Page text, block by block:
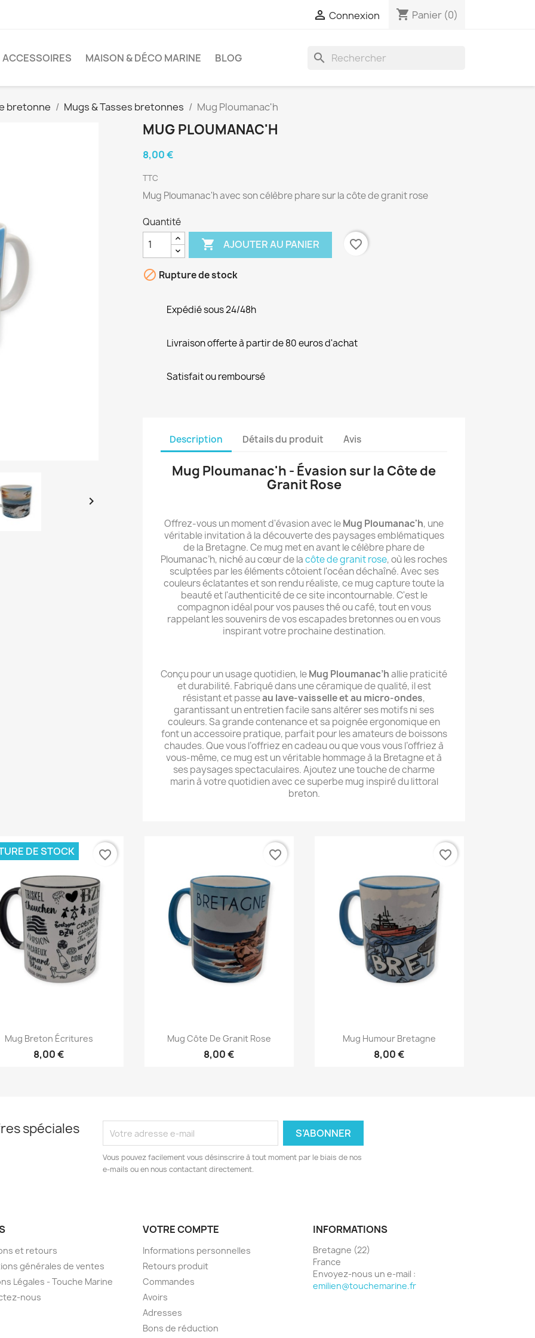
 Connexion shopping_cart Panier (0)
ACCESSOIRES MAISON & DÉCO MARINE BLOG search
bretonne Mugs & Tasses bretonnes Mug Ploumanac'h

MUG PLOUMANAC'H
8,00 €
TTC
Mug Ploumanac'h avec son célèbre phare sur la côte de granit rose
Quantité
 AJOUTER AU PANIER favorite_border
 Rupture de stock
Expédié sous 24/48h
Livraison offerte à partir de 80 euros d'achat
Satisfait ou remboursé
Description Détails du produit Avis
Mug Ploumanac'h - Évasion sur la Côte de
Granit Rose
Offrez-vous un moment d'évasion avec leMug Ploumanac'h, une
véritable invitation à la découverte des paysages emblématiques
de la Bretagne. Ce mug met en avant le célèbre phare de
Ploumanac’h, niché au cœur de lacôte de granit rose, où les roches
sculptées par les éléments côtoient l'océan déchaîné. Avec ses
couleurs éclatantes et son rendu réaliste, ce mug capture toute la
beauté et l'authenticité de ce site incontournable. C'est le
compagnon idéal pour vos pauses thé ou café, tout en vous
rappelant les souvenirs de vos escapades bretonnes ou en vous
inspirant votre prochaine destination.
Conçu pour un usage quotidien, leMug Ploumanac’hallie praticité
et durabilité. Fabriqué dans une céramique de qualité, il est
résistant et passeau lave-vaisselle et au micro-ondes,
garantissant un entretien facile sans altérer ses motifs ni ses
couleurs. Sa grande contenance et sa poignée ergonomique en
font un accessoire pratique, parfait pour les amateurs de boissons
chaudes. Que vous l’offriez en cadeau ou que vous vous l’offriez à
vous-même, ce mug est un véritable hommage à la Bretagne et à
ses paysages spectaculaires. Ajoutez une touche de charme
marin à votre quotidien avec ce superbe mug inspiré du littoral
breton.
 Aperçu rapide
Mug Breton Écritures
8,00 €
DE STOCK favorite_border
Aperçu rapide
Mug Côte De Granit Rose
8,00 €
favorite_border
 Aperçu rapide
Mug Humour Bretagne
8,00 €
favorite_border
spéciales
Vous pouvez facilement vous désinscrire à tout moment par le biais de nos
e-mails ou en nous contactant directement.
et retours
générales de ventes
Légales - Touche Marine
nous
VOTRE COMPTE
Informations personnelles
Retours produit
Commandes
Avoirs
Adresses
Bons de réduction
INFORMATIONS
Bretagne (22)
France
Envoyez-nous un e-mail :
emilien@touchemarine.fr